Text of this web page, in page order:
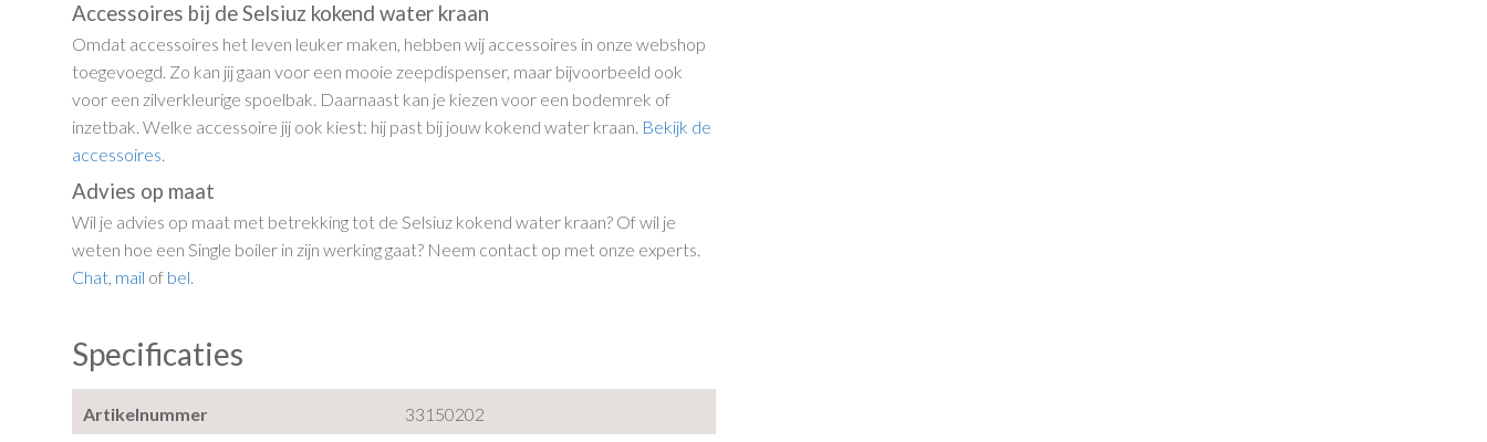
Accessoires bij de Selsiuz kokend water kraan
Omdat accessoires het leven leuker maken, hebben wij accessoires in onze webshop
toegevoegd. Zo kan jij gaan voor een mooie zeepdispenser, maar bijvoorbeeld ook
voor een zilverkleurige spoelbak. Daarnaast kan je kiezen voor een bodemrek of
inzetbak. Welke accessoire jij ook kiest: hij past bij jouw kokend water kraan. Bekijk de
accessoires.
Advies op maat
Wil je advies op maat met betrekking tot de Selsiuz kokend water kraan? Of wil je
weten hoe een Single boiler in zijn werking gaat? Neem contact op met onze experts.
Chat mail of bel
Specificaties
Artikelnummer 33150202